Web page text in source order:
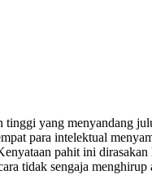
yang menyandang
para intelektual
pahit ini
tidak sengaja menghirup